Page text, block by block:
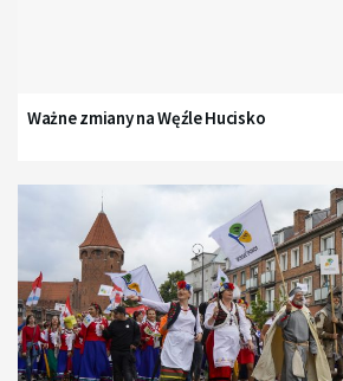
Ważne zmiany na Węźle Hucisko